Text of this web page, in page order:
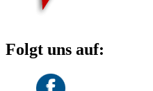
Folgt uns auf: